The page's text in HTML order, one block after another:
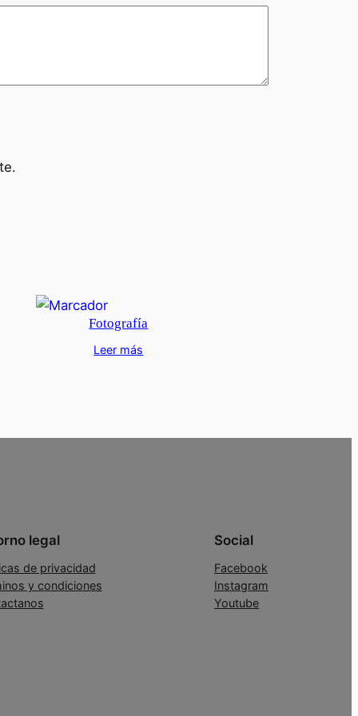
Fotografía
Leer más
legal
de privacidad
y condiciones
Social
Facebook
Instagram
Youtube